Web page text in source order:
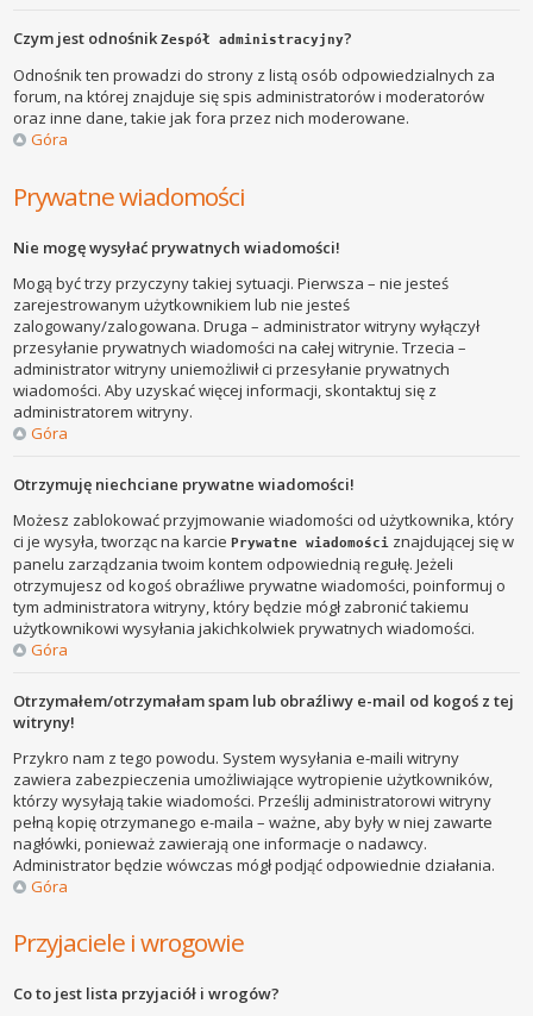
Czym jest odnośnikZespół administracyjny?
Odnośnik ten prowadzi do strony z listą osób odpowiedzialnych za
forum, na której znajduje się spis administratorów i moderatorów
oraz inne dane, takie jak fora przez nich moderowane.
Góra
Prywatne wiadomości
Nie mogę wysyłać prywatnych wiadomości!
Mogą być trzy przyczyny takiej sytuacji. Pierwsza – nie jesteś
zarejestrowanym użytkownikiem lub nie jesteś
zalogowany/zalogowana. Druga – administrator witryny wyłączył
przesyłanie prywatnych wiadomości na całej witrynie. Trzecia –
administrator witryny uniemożliwił ci przesyłanie prywatnych
wiadomości. Aby uzyskać więcej informacji, skontaktuj się z
administratorem witryny.
Góra
Otrzymuję niechciane prywatne wiadomości!
Możesz zablokować przyjmowanie wiadomości od użytkownika, który
ci je wysyła, tworząc na karciePrywatne wiadomości znajdującej się w
panelu zarządzania twoim kontem odpowiednią regułę. Jeżeli
otrzymujesz od kogoś obraźliwe prywatne wiadomości, poinformuj o
tym administratora witryny, który będzie mógł zabronić takiemu
użytkownikowi wysyłania jakichkolwiek prywatnych wiadomości.
Góra
Otrzymałem/otrzymałam spam lub obraźliwy e-mail od kogoś z tej
witryny!
Przykro nam z tego powodu. System wysyłania e-maili witryny
zawiera zabezpieczenia umożliwiające wytropienie użytkowników,
którzy wysyłają takie wiadomości. Prześlij administratorowi witryny
pełną kopię otrzymanego e-maila – ważne, aby były w niej zawarte
nagłówki, ponieważ zawierają one informacje o nadawcy.
Administrator będzie wówczas mógł podjąć odpowiednie działania.
Góra
Przyjaciele i wrogowie
Co to jest lista przyjaciół i wrogów?